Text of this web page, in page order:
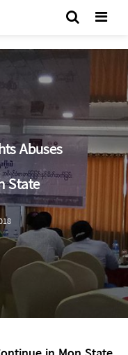
Abuses
State